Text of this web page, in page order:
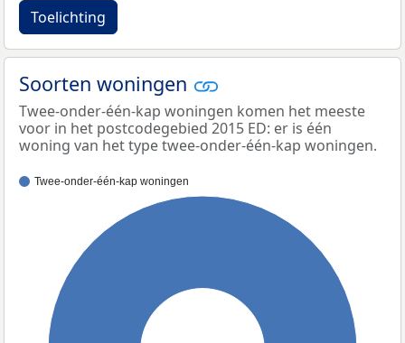
Toelichting
Soorten woningen
Twee-onder-één-kap woningen komen het meeste
voor in het postcodegebied 2015 ED: er is één
woning van het type twee-onder-één-kap woningen.
Twee-onder-één-kap woningen